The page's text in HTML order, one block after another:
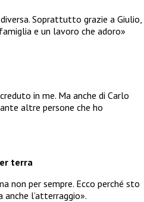
Soprattutto grazie a Giulio,
e un lavoro che adoro»
in me. Ma anche di Carlo
altre persone che ho
terra
non per sempre. Ecco perché sto
anche l’atterraggio».